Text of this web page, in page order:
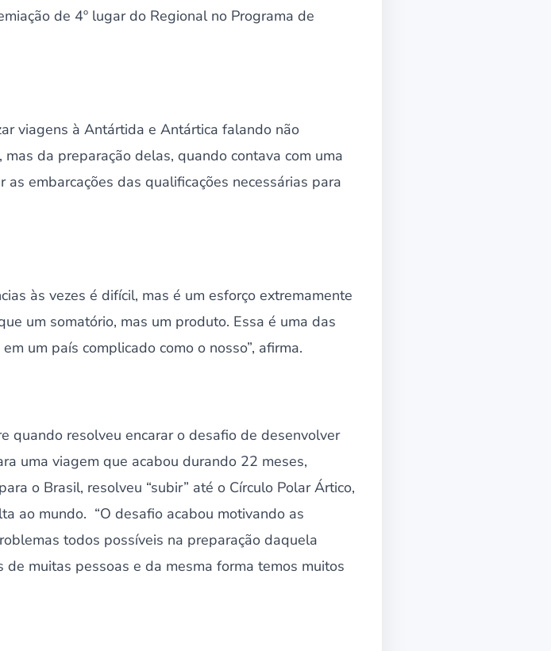
de 4º lugar do Regional no Programa de
viagens à Antártida e Antártica falando não
da preparação delas, quando contava com uma
embarcações das qualificações necessárias para
às vezes é difícil, mas é um esforço extremamente
um somatório, mas um produto. Essa é uma das
um país complicado como o nosso”, afirma.
quando resolveu encarar o desafio de desenvolver
uma viagem que acabou durando 22 meses,
o Brasil, resolveu “subir” até o Círculo Polar Ártico,
ao mundo. “O desafio acabou motivando as
todos possíveis na preparação daquela
de muitas pessoas e da mesma forma temos muitos